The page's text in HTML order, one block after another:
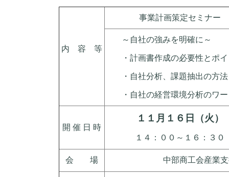
内 容 等
事業計画策定セミナー
～自社の強みを明確に～
・計画書作成の必要性とポイ
・自社分析、課題抽出の方法
・自社の経営環境分析のワー
開 催 日 時
１１月１６日（火）
１４：００～１６：３０
会 場 中部商工会産業